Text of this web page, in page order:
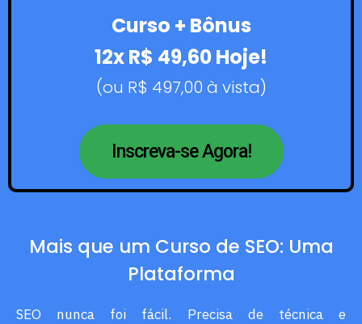
Curso + Bônus
12x R$ 49,60 Hoje!
(ou R$ 497,00 à vista)
Inscreva-se Agora!
Mais que um Curso de SEO: Uma
Plataforma
SEO nunca foi fácil. Precisa de técnica e